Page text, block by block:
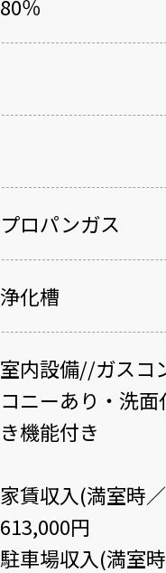
80％
プロパンガス
浄化槽
室内設備//ガスコ
コニーあり・洗
き機能付き
家賃収入(満室時
613,000円
駐車場収入(満室